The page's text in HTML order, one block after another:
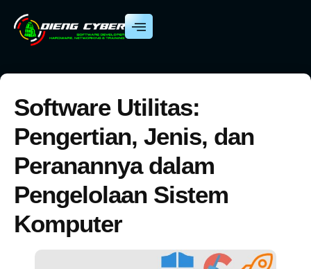
Software Utilitas:
Pengertian, Jenis, dan
Peranannya dalam
Pengelolaan Sistem
Komputer